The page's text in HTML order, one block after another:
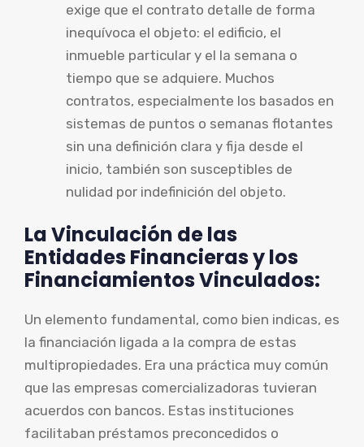
exige que el contrato detalle de forma
inequívoca el objeto: el edificio, el
inmueble particular y el la semana o
tiempo que se adquiere. Muchos
contratos, especialmente los basados en
sistemas de puntos o semanas flotantes
sin una definición clara y fija desde el
inicio, también son susceptibles de
nulidad por indefinición del objeto.
La Vinculación de las
Entidades Financieras y los
Financiamientos Vinculados:
Un elemento fundamental, como bien indicas, es
la financiación ligada a la compra de estas
multipropiedades. Era una práctica muy común
que las empresas comercializadoras tuvieran
acuerdos con bancos. Estas instituciones
facilitaban préstamos preconcedidos o